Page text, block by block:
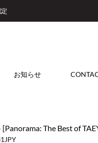
お知らせ
[Panorama: The Best of